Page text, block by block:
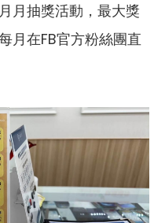
月抽獎活動，最大獎
月在FB官方粉絲團直